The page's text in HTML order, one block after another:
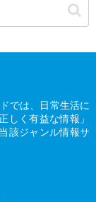
では、日常生活に
しく有益な情報」
該ジャンル情報サ